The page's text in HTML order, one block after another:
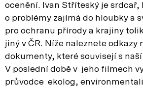
ocenění. Ivan Stříteský je srdcař,
o problémy zajímá do hloubky a
pro ochranu přírody a krajiny
jiný v ČR. Níže naleznete odkazy
dokumenty, které souvisejí s
V poslední době v jeho filmech
průvodce ekolog,